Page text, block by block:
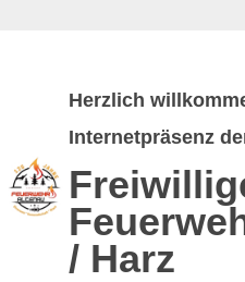
Herzlich
Internetpräsenz
/ Harz